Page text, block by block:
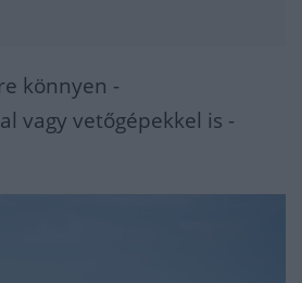
könnyen -
vagy vetőgépekkel is -